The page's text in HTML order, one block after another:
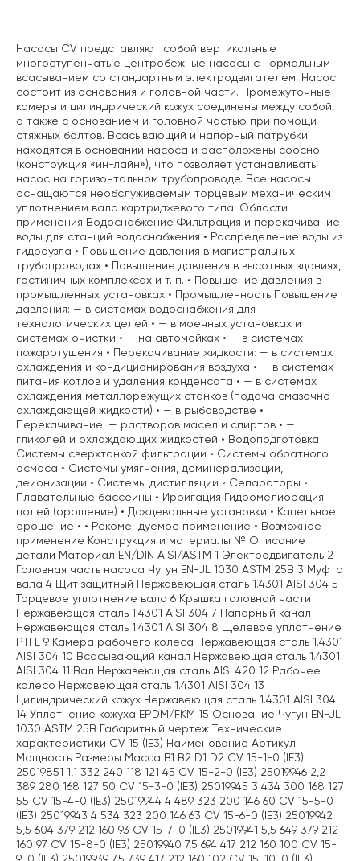
Насосы CV представляют собой вертикальные
многоступенчатые центробежные насосы с нормальным
всасыванием со стандартным электродвигателем. Насос
состоит из основания и головной части. Промежуточные
камеры и цилиндрический кожух соединены между собой,
а также с основанием и головной частью при помощи
стяжных болтов. Всасывающий и напорный патрубки
находятся в основании насоса и расположены соосно
(конструкция «ин-лайн»), что позволяет устанавливать
насос на горизонтальном трубопроводе. Все насосы
оснащаются необслуживаемым торцевым механическим
уплотнением вала картриджевого типа. Области
применения Водоснабжение Фильтрация и перекачивание
воды для станций водоснабжения • Распределение воды из
гидроузла • Повышение давления в магистральных
трубопроводах • Повышение давления в высотных зданиях,
гостиничных комплексах и т. п. • Повышение давления в
промышленных установках • Промышленность Повышение
давления: — в системах водоснабжения для
технологических целей • — в моечных установках и
системах очистки • — на автомойках • — в системах
пожаротушения • Перекачивание жидкости: — в системах
охлаждения и кондиционирования воздуха • — в системах
питания котлов и удаления конденсата • — в системах
охлаждения металлорежущих станков (подача смазочно-
охлаждающей жидкости) • — в рыбоводстве •
Перекачивание: — растворов масел и спиртов • —
гликолей и охлаждающих жидкостей • Водоподготовка
Системы сверхтонкой фильтрации ◦ Системы обратного
осмоса ◦ Системы умягчения, деминерализации,
деионизации ◦ Системы дистилляции ◦ Сепараторы ◦
Плавательные бассейны • Ирригация Гидромелиорация
полей (орошение) • Дождевальные установки • Капельное
орошение • • Рекомендуемое применение ◦ Возможное
применение Конструкция и материалы № Описание
детали Материал EN/DIN AISI/ASTM 1 Электродвигатель 2
Головная часть насоса Чугун EN-JL 1030 ASTM 25B 3 Муфта
вала 4 Щит защитный Нержавеющая сталь 1.4301 AISI 304 5
Торцевое уплотнение вала 6 Крышка головной части
Нержавеющая сталь 1.4301 AISI 304 7 Напорный канал
Нержавеющая сталь 1.4301 AISI 304 8 Щелевое уплотнение
PTFE 9 Камера рабочего колеса Нержавеющая сталь 1.4301
AISI 304 10 Всасывающий канал Нержавеющая сталь 1.4301
AISI 304 11 Вал Нержавеющая сталь AISI 420 12 Рабочее
колесо Нержавеющая сталь 1.4301 AISI 304 13
Цилиндрический кожух Нержавеющая сталь 1.4301 AISI 304
14 Уплотнение кожуха EPDM/FKM 15 Основание Чугун EN-JL
1030 ASTM 25B Габаритный чертеж Технические
характеристики CV 15 (IE3) Наименование Артикул
Мощность Размеры Масса B1 B2 D1 D2 CV 15-1-0 (IE3)
25019851 1,1 332 240 118 121 45 CV 15-2-0 (IE3) 25019946 2,2
389 280 168 127 50 CV 15-3-0 (IE3) 25019945 3 434 300 168 127
55 CV 15-4-0 (IE3) 25019944 4 489 323 200 146 60 CV 15-5-0
(IE3) 25019943 4 534 323 200 146 63 CV 15-6-0 (IE3) 25019942
5,5 604 379 212 160 93 CV 15-7-0 (IE3) 25019941 5,5 649 379 212
160 97 CV 15-8-0 (IE3) 25019940 7,5 694 417 212 160 100 CV 15-